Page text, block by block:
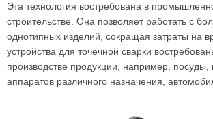
Эта технология востребована в
строительстве. Она позволяет работать с
однотипных изделий, сокращая затраты на
устройства для точечной сварки
производстве продукции, например, посуды,
аппаратов различного назначения,